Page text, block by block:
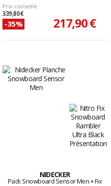
Prix conseillé
339,80 €
-35% 217,90 €
NIDECKER
Pack Snowboard Sensor Men + Fix